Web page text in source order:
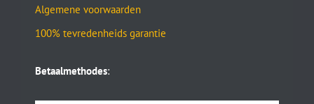
Algemene voorwaarden
100% tevredenheids garantie
Betaalmethodes: